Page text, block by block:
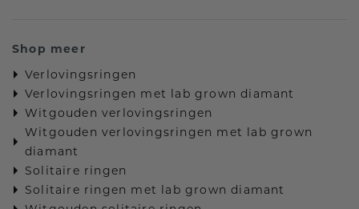
Shop meer
Verlovingsringen
Verlovingsringen met lab grown diamant
Witgouden verlovingsringen
Witgouden verlovingsringen met lab grown
diamant
Solitaire ringen
Solitaire ringen met lab grown diamant